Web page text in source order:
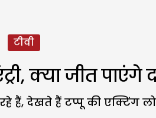
टीवी
क्या जीत पाएंगे
देखते हैं टप्पू की एक्टिंग